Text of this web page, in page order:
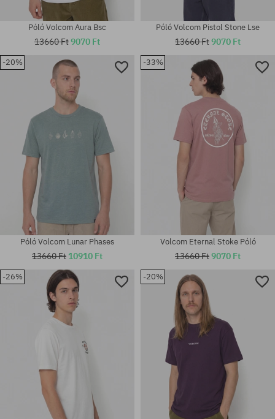
Elérhető méretek:
Elérhető méretek:
Elérhető méretek:
Póló Volcom Aura Bsc
13660 Ft9070 Ft
Elérhető méretek:
Póló Volcom Pistol Stone Lse
13660 Ft9070 Ft
-20%
Póló Volcom Lunar Phases
13660 Ft 10910 Ft
-33%
Volcom Eternal Stoke Póló
13660 Ft9070 Ft
-26% -20%